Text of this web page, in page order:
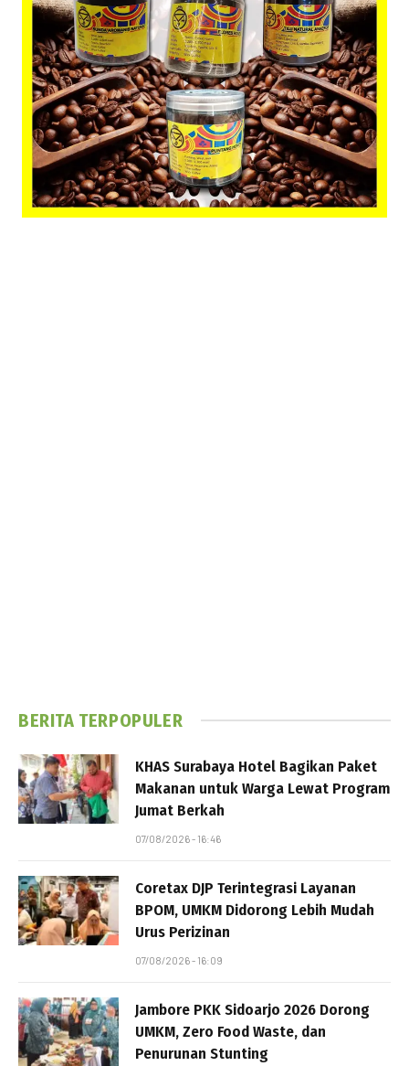
BERITA TERPOPULER
KHAS Surabaya Hotel Bagikan Paket
Makanan untuk Warga Lewat Program
Jumat Berkah
07/08/2026 - 16:46
Coretax DJP Terintegrasi Layanan
BPOM, UMKM Didorong Lebih Mudah
Urus Perizinan
07/08/2026 - 16:09
Jambore PKK Sidoarjo 2026 Dorong
UMKM, Zero Food Waste, dan
Penurunan Stunting